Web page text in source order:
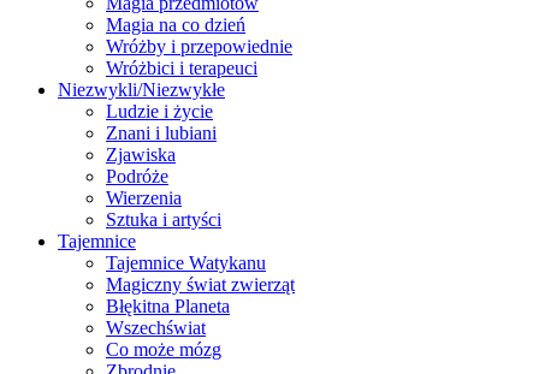
Magia na co dzień
Wróżby i przepowiednie
Wróżbici i terapeuci
Niezwykli/Niezwykłe
Ludzie i życie
Znani i lubiani
Zjawiska
Podróże
Wierzenia
Sztuka i artyści
Tajemnice
Tajemnice Watykanu
Magiczny świat zwierząt
Błękitna Planeta
Wszechświat
Co może mózg